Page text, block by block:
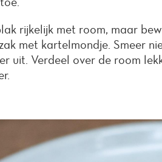
rijkelijk met room, maar
met kartelmondje. Smeer
uit. Verdeel over de room